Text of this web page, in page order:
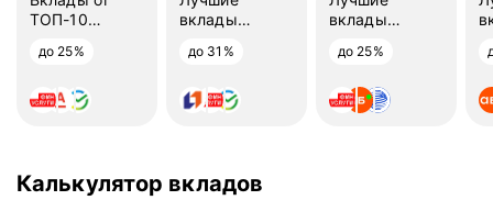
ТОП-10
до 25%
вклады
до 31%
вклады
до 25%
Калькулятор вкладов